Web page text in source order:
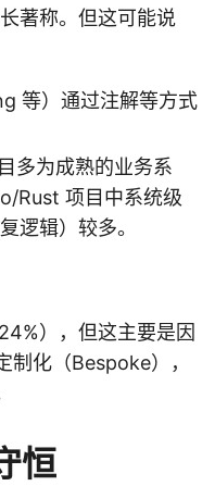
著称。但这可能说
等）通过注解等方式
多为成熟的业务系
Rust 项目中系统级
逻辑）较多。
），但这主要是因
制化（Bespoke），
恒